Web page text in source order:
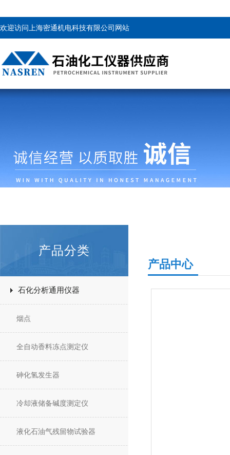
欢迎访问上海密通机电科技有限公司网站
产品分类
石化分析通用仪器
烟点
全自动香料冻点测定仪
砷化氢发生器
冷却液储备碱度测定仪
液化石油气残留物试验器
产品中心